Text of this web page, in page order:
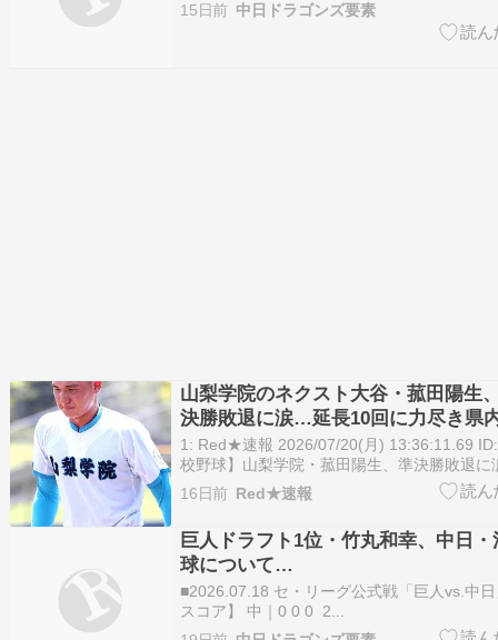
15日前 中日ドラゴンズ要素
山梨学院のネクスト大谷・菰田陽生
決勝敗退に涙…延長10回に力尽き県
ストップ
1: Red★速報 2026/07/20(月) 13:36:11.69
校野球】山梨学院・菰田陽生、準決勝敗退に
のか分からない」ドラ１候補の二刀流右腕
５０キロも決勝点献上…県内２４連勝でス
16日前 Red★速報
巨人ドラフト1位・竹丸和幸、中日
球について…
■2026.07.18 セ・リーグ公式戦「巨人vs.中
スコア】 中｜0 0 0 2...